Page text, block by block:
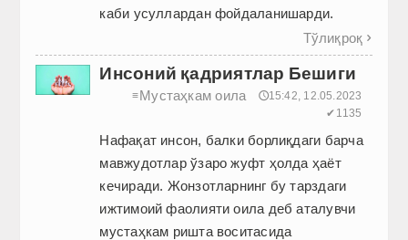
каби усуллардан фойдаланишарди.
Тўлиқроқ 
Инсоний қадриятлар Бешиги
≡Мустаҳкам оила
🕔15:42, 12.05.2023
✔1135
Нафақат инсон, балки борлиқдаги барча
мавжудотлар ўзаро жуфт ҳолда ҳаёт
кечиради. Жонзотларнинг бу тарздаги
ижтимоий фаолияти оила деб аталувчи
мустаҳкам ришта воситасида